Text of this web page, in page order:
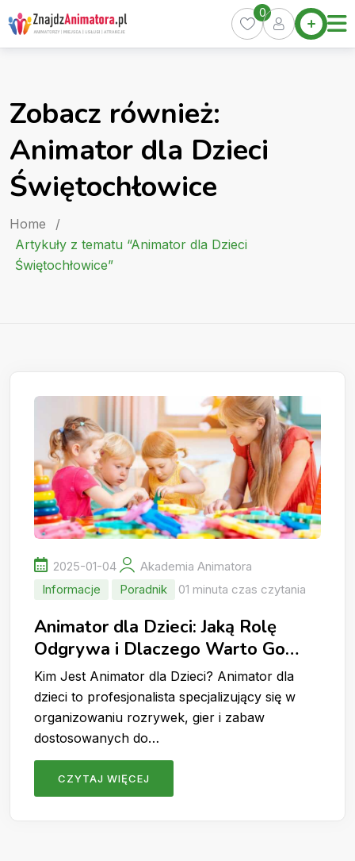
Skip
to
content
Home
Oferty
Kurs
0
Zobacz również:
Animator dla Dzieci
Świętochłowice
Home
/
Artykuły z tematu “Animator dla Dzieci
Świętochłowice”
2025-01-04
Akademia Animatora
Informacje
Poradnik 01 minuta czas czytania
Animator dla Dzieci: Jaką Rolę
Odgrywa i Dlaczego Warto Go
Wynająć?
Kim Jest Animator dla Dzieci? Animator dla
dzieci to profesjonalista specjalizujący się w
organizowaniu rozrywek, gier i zabaw
dostosowanych do…
CZYTAJ WIĘCEJ